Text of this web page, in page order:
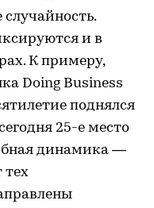
и в
К примеру,
Doing Business
поднялся
25-е место
динамика —
тех